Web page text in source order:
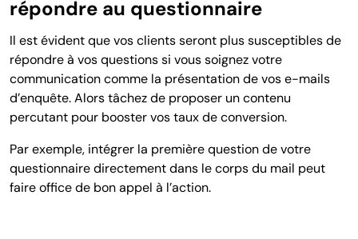
répondre au questionnaire
Il est évident que vos clients seront plus susceptibles de
répondre à vos questions si vous soignez votre
communication comme la présentation de vos e-mails
d’enquête. Alors tâchez de proposer un contenu
percutant pour booster vos taux de conversion.
Par exemple, intégrer la première question de votre
questionnaire directement dans le corps du mail peut
faire office de bon appel à l’action.